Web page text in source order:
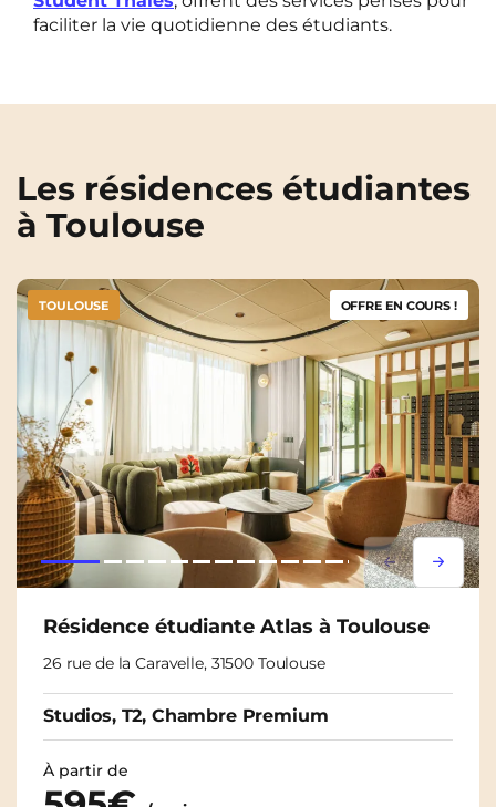
faciliter la vie quotidienne des étudiants.
Les résidences étudiantes
à Toulouse
Lorem ipsum
Lorem
TOULOUSE OFFRE EN COURS !
Résidence étudiante Atlas à Toulouse
26 rue de la Caravelle, 31500 Toulouse
Studios, T2, Chambre Premium
À partir de